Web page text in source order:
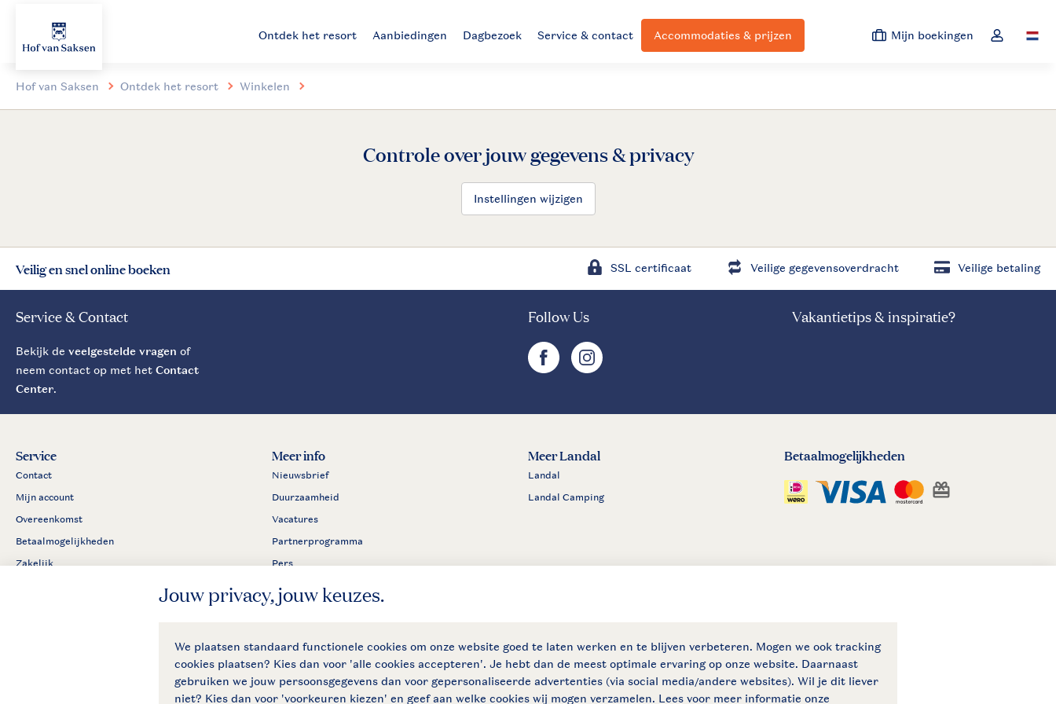
Ontdek het resort Aanbiedingen Dagbezoek Service & contact Accommodaties & prijzen Mijn boekingen Open de
Hof van Saksen Ontdek het resort Winkelen
Controle over jouw gegevens & privacy
Instellingen wijzigen
Veilig en snel online boeken SSL certificaat Veilige gegevensoverdracht Veilige betaling
Service & Contact
Bekijk de veelgestelde vragen of
neem contact op met het Contact
Center.
Follow Us
facebookinstagram
Vakantietips & inspiratie?
Service
Contact
Mijn account
Overeenkomst
Betaalmogelijkheden
Zakelijk
Meer info
Nieuwsbrief
Duurzaamheid
Vacatures
Partnerprogramma
Pers
Meer Landal
Landal
Landal Camping
Betaalmogelijkheden
Algemene voorwaarden Privacy notice Cookies en banners Disclaimer Toegankelijkheid © 2026 Landal